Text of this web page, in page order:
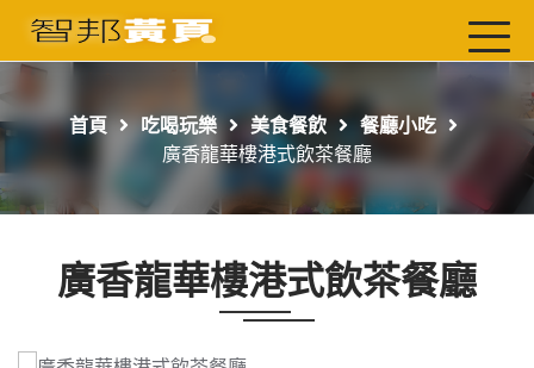
首頁
工商服務
免費刊登
首頁 吃喝玩樂 美食餐飲
餐廳小吃
廣香龍華樓港式飲茶餐廳
廣香龍華樓港式飲茶餐廳